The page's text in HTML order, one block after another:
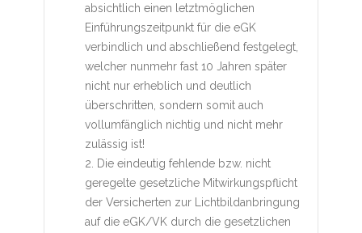
absichtlich einen letztmöglichen
Einführungszeitpunkt für die eGK
verbindlich und abschließend festgelegt,
welcher nunmehr fast 10 Jahren später
nicht nur erheblich und deutlich
überschritten, sondern somit auch
vollumfänglich nichtig und nicht mehr
zulässig ist!
2. Die eindeutig fehlende bzw. nicht
geregelte gesetzliche Mitwirkungspflicht
der Versicherten zur Lichtbildanbringung
auf die eGK/VK durch die gesetzlichen